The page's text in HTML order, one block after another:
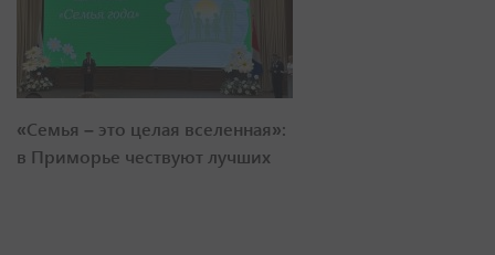
«Семья – это целая вселенная»:
в Приморье чествуют лучших